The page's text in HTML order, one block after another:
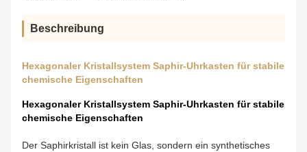
Beschreibung
Hexagonaler Kristallsystem Saphir-Uhrkasten für stabile
chemische Eigenschaften
Hexagonaler Kristallsystem Saphir-Uhrkasten für stabile
chemische Eigenschaften
Der Saphirkristall ist kein Glas, sondern ein synthetisches